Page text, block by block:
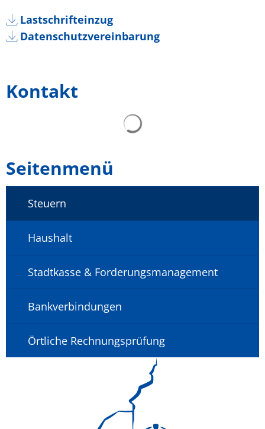
Lastschrifteinzug
Datenschutzvereinbarung
Kontakt
Seitenmenü
Steuern
Haushalt
Stadtkasse & Forderungsmanagement
Bankverbindungen
Örtliche Rechnungsprüfung